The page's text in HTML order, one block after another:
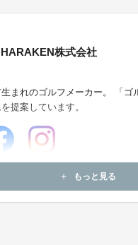
HARAKEN株式会社
まれのゴルフメーカー。 「ゴ
提案しています。
add もっと見る